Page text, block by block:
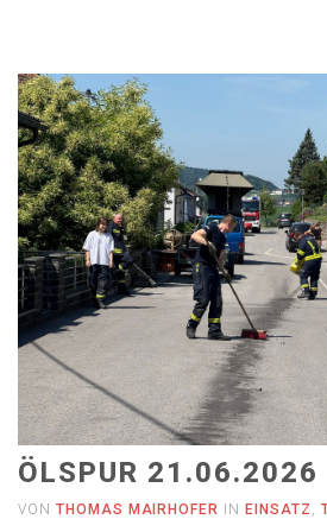
ÖLSPUR 21.06.2026
VON THOMAS MAIRHOFER IN EINSATZ ,